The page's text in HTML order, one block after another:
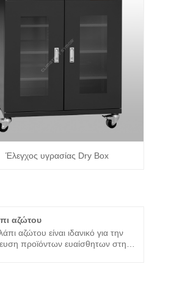
Έλεγχος υγρασίας Dry Box
αζώτου
αζώτου είναι ιδανικό για την
προϊόντων ευαίσθητων στην